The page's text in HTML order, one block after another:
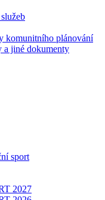
komunitního plánování
jiné dokumenty
sport
2027